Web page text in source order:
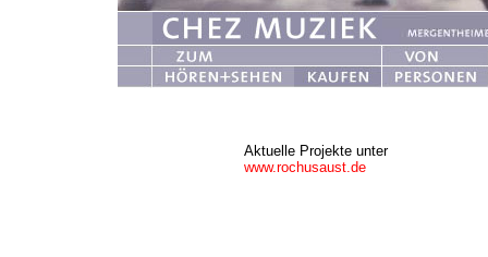
Aktuelle Projekte unter
www.rochusaust.de